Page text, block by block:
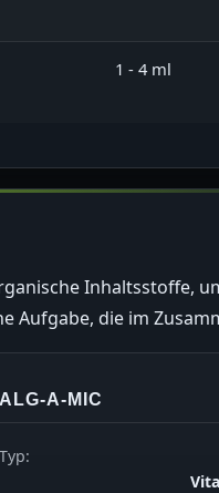
1 - 4 ml
Inhaltsstoffe,
Aufgabe, die im
ALG-A-MIC
Typ: